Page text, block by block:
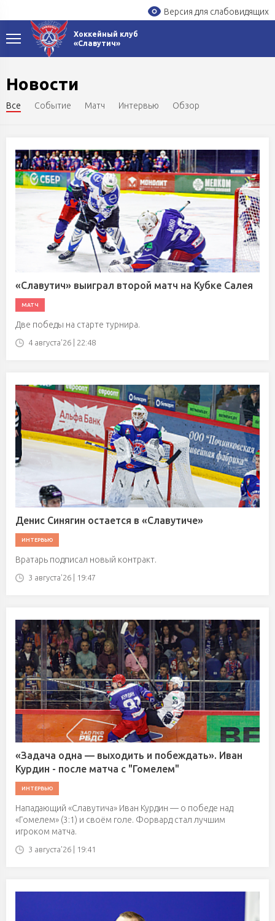
Версия для слабовидящих
Хоккейный клуб
«Славутич»
Новости
Все Событие Матч Интервью Обзор
«Славутич» выиграл второй матч на Кубке Салея
МАТЧ
Две победы на старте турнира.
4 августа'26 | 22:48
Денис Синягин остается в «Славутиче»
ИНТЕРВЬЮ
Вратарь подписал новый контракт.
3 августа'26 | 19:47
«Задача одна — выходить и побеждать». Иван
Курдин - после матча с "Гомелем"
ИНТЕРВЬЮ
Нападающий «Славутича» Иван Курдин — о победе над
«Гомелем» (3:1) и своём голе. Форвард стал лучшим
игроком матча.
3 августа'26 | 19:41